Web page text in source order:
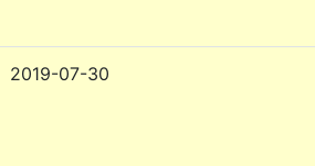
2019-07-30